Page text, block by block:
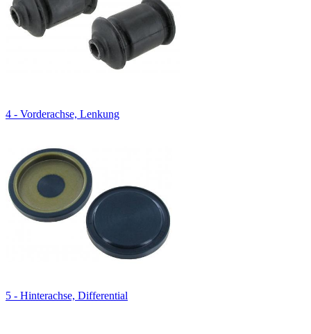
4 - Vorderachse, Lenkung
5 - Hinterachse, Differential